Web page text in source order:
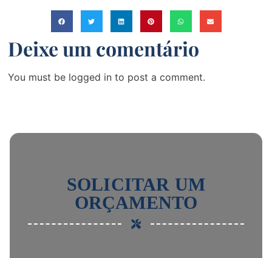
Deixe um comentário
You must be logged in to post a comment.
SOLICITAR UM
ORÇAMENTO